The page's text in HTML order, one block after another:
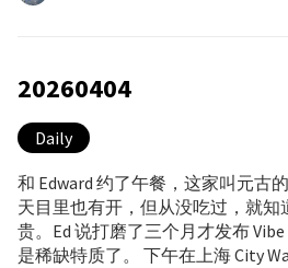
20260404
Daily
和 Edward 约了午餐，这家叫元古
天目里也有开，但从没吃过，就
贵。Ed 说打磨了三个月才发布
是稀缺特质了。 下午在上海 City